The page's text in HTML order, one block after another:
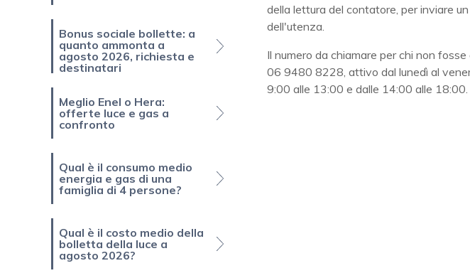
Bonus sociale bollette: a
quanto ammonta a
agosto 2026, richiesta e
destinatari
Meglio Enel o Hera:
offerte luce e gas a
confronto
Qual è il consumo medio
energia e gas di una
famiglia di 4 persone?
Qual è il costo medio della
bolletta della luce a
agosto 2026?
della lettura del contatore, per inviare
dell'utenza.
Il numero da chiamare per chi non
06 9480 8228, attivo dal lunedì al
9:00 alle 13:00 e dalle 14:00 alle 18:00.